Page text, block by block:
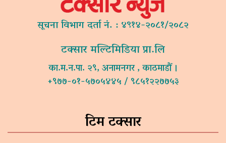
सूचना विभाग दर्ता नं. : ४९१४-२०८१/२०८२
टक्सार मल्टिमिडिया प्रा.लि
का.म.न.पा. २९, अनामनगर , काठमाडौं ।
+९७७-०१-५७०५४४५ / ९८५१२२७७५३
टिम टक्सार